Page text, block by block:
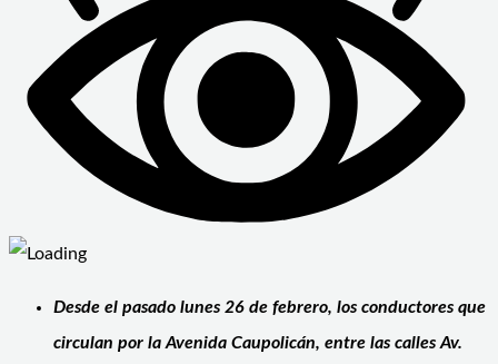
Desde el pasado lunes 26 de febrero, los conductores que
circulan por la Avenida Caupolicán, entre las calles Av.